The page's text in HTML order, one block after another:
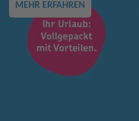
MEHR ERFAHREN